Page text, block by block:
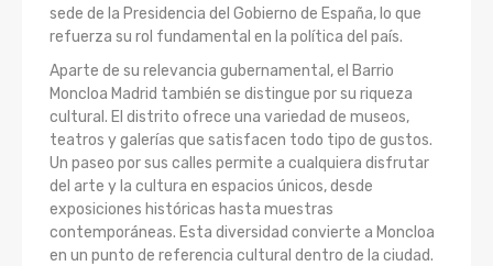
sede de la Presidencia del Gobierno de España, lo que
refuerza su rol fundamental en la política del país.
Aparte de su relevancia gubernamental, el Barrio
Moncloa Madrid también se distingue por su riqueza
cultural. El distrito ofrece una variedad de museos,
teatros y galerías que satisfacen todo tipo de gustos.
Un paseo por sus calles permite a cualquiera disfrutar
del arte y la cultura en espacios únicos, desde
exposiciones históricas hasta muestras
contemporáneas. Esta diversidad convierte a Moncloa
en un punto de referencia cultural dentro de la ciudad.